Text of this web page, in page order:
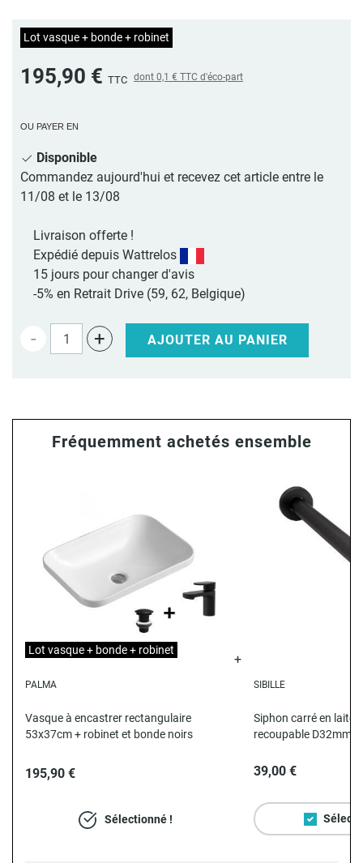
Lot vasque + bonde + robinet
195,90 € TTC dont 0,1 € TTC d'éco-part
OU PAYER EN
Disponible
Commandez aujourd'hui et recevez cet article entre le
11/08 et le 13/08
Livraison offerte !
Expédié depuis Wattrelos
15 jours pour changer d'avis
-5% en Retrait Drive (59, 62, Belgique)
- + AJOUTER AU PANIER
Fréquemment achetés ensemble
PALMA
Vasque à encastrer rectangulaire
53x37cm + robinet et bonde noirs
195,90 €
Sélectionné !
Lot vasque + bonde + robinet
SIBILLE
Siphon carré en
recoupable D32mm
39,00 €